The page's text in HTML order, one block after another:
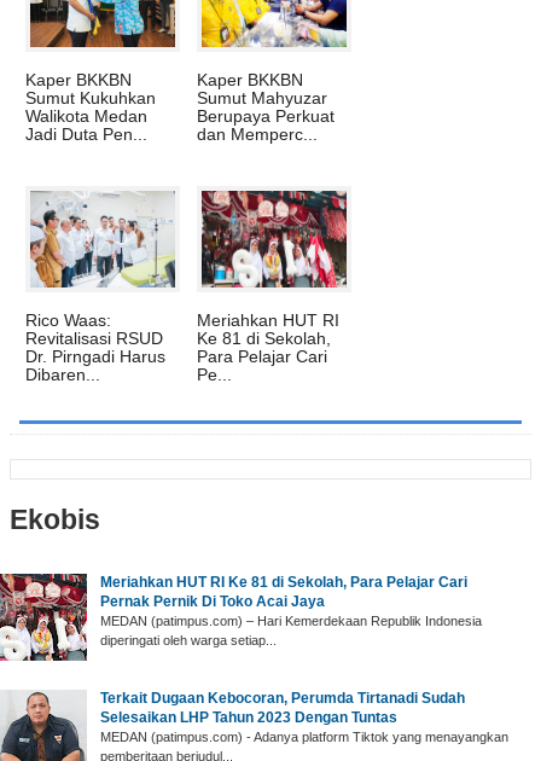
Kaper BKKBN
Sumut Kukuhkan
Walikota Medan
Jadi Duta Pen...
Kaper BKKBN
Sumut Mahyuzar
Berupaya Perkuat
dan Memperc...
Rico Waas:
Revitalisasi RSUD
Dr. Pirngadi Harus
Dibaren...
Meriahkan HUT RI
Ke 81 di Sekolah,
Para Pelajar Cari
Pe...
Ekobis
Meriahkan HUT RI Ke 81 di Sekolah, Para Pelajar Cari
Pernak Pernik Di Toko Acai Jaya
MEDAN (patimpus.com) – Hari Kemerdekaan Republik Indonesia
diperingati oleh warga setiap...
Terkait Dugaan Kebocoran, Perumda Tirtanadi Sudah
Selesaikan LHP Tahun 2023 Dengan Tuntas
MEDAN (patimpus.com) - Adanya platform Tiktok yang menayangkan
pemberitaan berjudul...